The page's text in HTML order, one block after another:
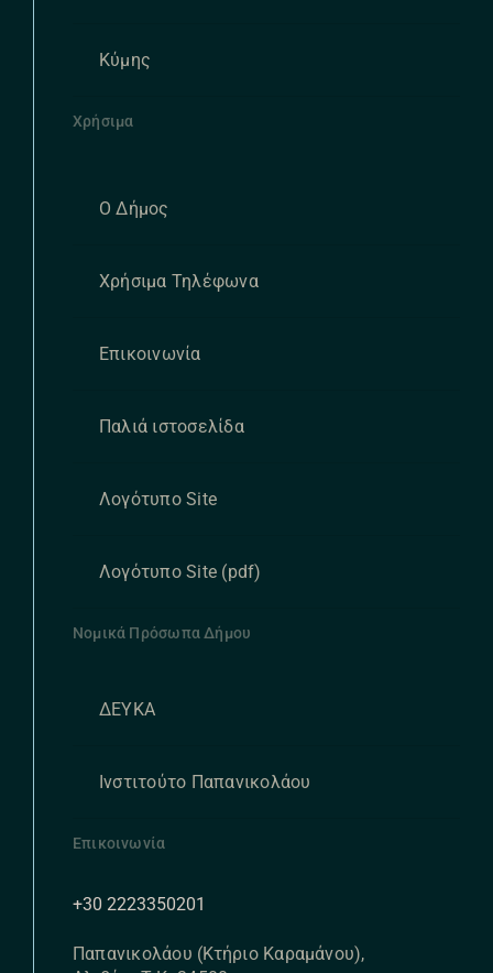
Κύμης
Χρήσιμα
Ο Δήμος
Χρήσιμα Τηλέφωνα
Επικοινωνία
Παλιά ιστοσελίδα
Λογότυπο Site
Λογότυπο Site (pdf)
Νομικά Πρόσωπα Δήμου
ΔΕΥΚΑ
Ινστιτούτο Παπανικολάου
Επικοινωνία
+30 2223350201
Παπανικολάου (Κτήριο Καραμάνου),